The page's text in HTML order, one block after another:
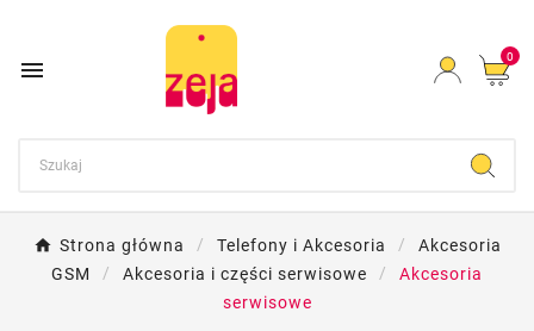
 0
Strona główna Telefony i Akcesoria
Akcesoria
GSM
Akcesoria i części serwisowe
Akcesoria
serwisowe